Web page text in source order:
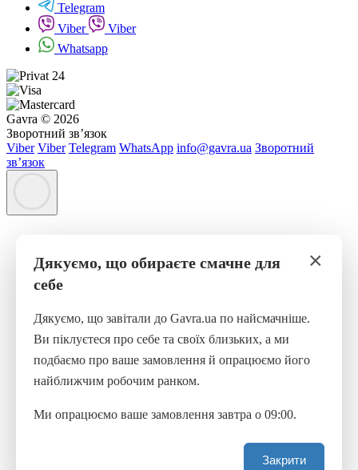
Telegram
Viber
Viber
Whatsapp
Gavra © 2026
Зворотний зв’язок
Viber Viber Telegram WhatsApp info@gavra.ua Зворотний
зв’язок
Дякуємо, що обираєте смачне для
себе
×
Дякуємо, що завітали до Gavra.ua по найсмачніше.
Ви піклуєтеся про себе та своїх близьких, а ми
подбаємо про ваше замовлення й опрацюємо його
найближчим робочим ранком.
Ми опрацюємо ваше замовлення завтра о 09:00.
Закрити